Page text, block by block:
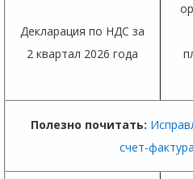
Декларация по НДС за
2 квартал 2026 года
Полезно почитать:
счет-